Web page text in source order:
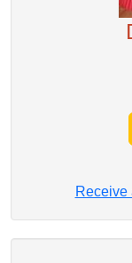
Receive